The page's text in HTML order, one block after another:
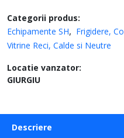
Categorii produs:
Echipamente SH
Frigidere,
Vitrine Reci, Calde si Neutre
Locatie vanzator:
GIURGIU
Descriere